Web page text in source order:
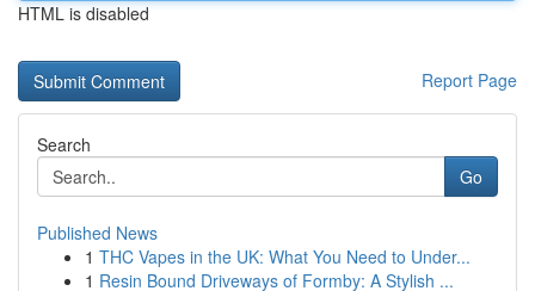
HTML is disabled
Report Page
Search
Go
Published News
1 THC Vapes in the UK: What You Need to Under...
1 Resin Bound Driveways of Formby: A Stylish ...